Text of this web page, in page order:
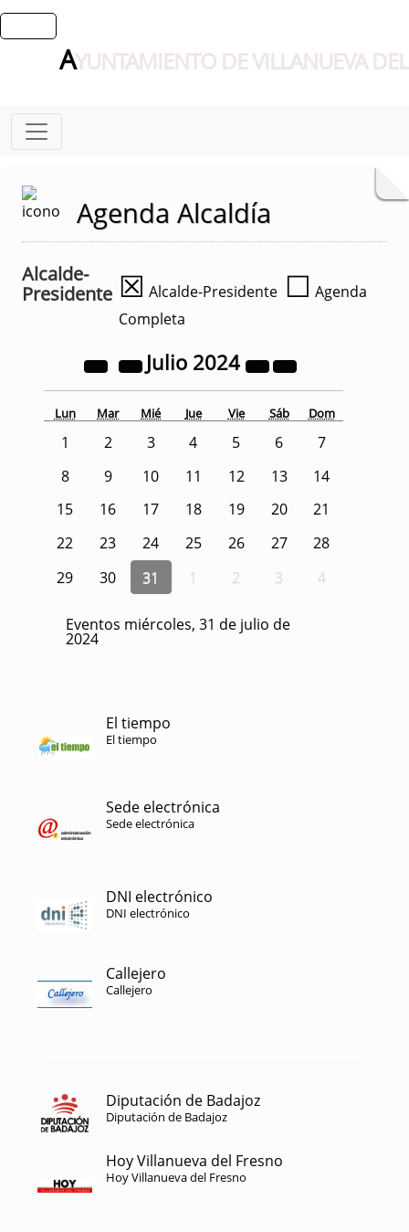
AYUNTAMIENTO DE VILLANUEVA
Agenda Alcaldía
Alcalde-
Presidente ☒ Alcalde-Presidente ☐ Agenda
Completa
Julio 2024
Lun Mar Mié Jue Vie Sáb Dom
1 2 3 4 5 6
7
8
9 10 11 12 13
14
15
16 17 18 19 20
21
22
23 24 25 26 27
28
29
30 31 1 2 3 4
Eventos miércoles, 31 de julio de
2024
El tiempo
El tiempo
Sede electrónica
Sede electrónica
DNI electrónico
DNI electrónico
Callejero
Callejero
Diputación de Badajoz
Diputación de Badajoz
Hoy Villanueva del Fresno
Hoy Villanueva del Fresno